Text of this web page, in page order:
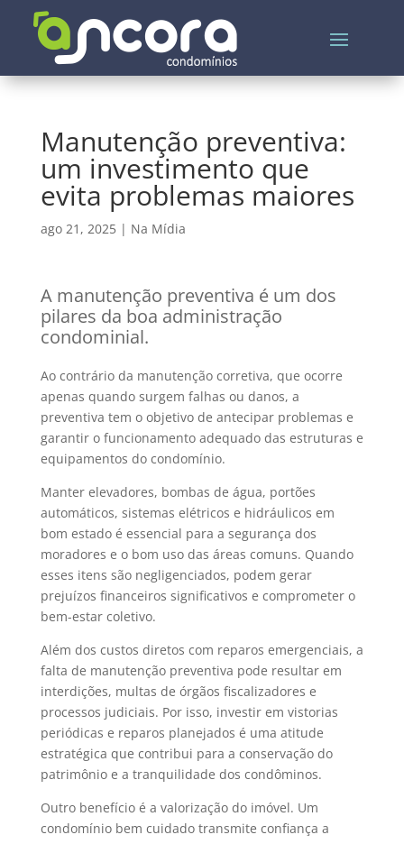
Manutenção preventiva:
um investimento que
evita problemas maiores
ago 21, 2025| Na Mídia
A manutenção preventiva é um dos
pilares da boa administração
condominial.
Ao contrário da manutenção corretiva, que ocorre
apenas quando surgem falhas ou danos, a
preventiva tem o objetivo de antecipar problemas e
garantir o funcionamento adequado das estruturas e
equipamentos do condomínio.
Manter elevadores, bombas de água, portões
automáticos, sistemas elétricos e hidráulicos em
bom estado é essencial para a segurança dos
moradores e o bom uso das áreas comuns. Quando
esses itens são negligenciados, podem gerar
prejuízos financeiros significativos e comprometer o
bem-estar coletivo.
Além dos custos diretos com reparos emergenciais, a
falta de manutenção preventiva pode resultar em
interdições, multas de órgãos fiscalizadores e
processos judiciais. Por isso, investir em vistorias
periódicas e reparos planejados é uma atitude
estratégica que contribui para a conservação do
patrimônio e a tranquilidade dos condôminos.
Outro benefício é a valorização do imóvel. Um
condomínio bem cuidado transmite confiança a